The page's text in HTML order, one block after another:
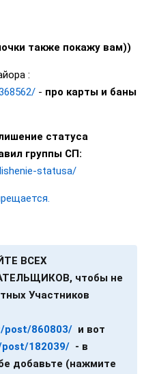
также покажу вам))
:
- про карты и баны
статуса
группы СП:
statusa/
ВСЕХ
чтобы не
Участников
post/860803/ и вот
182039/ - в
добавьте (нажмите